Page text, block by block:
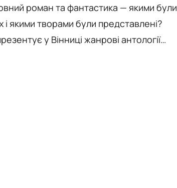
роман та фантастика — якими були
і якими творами були представлені?
у Вінниці жанрові антології
літератури 1920-х років за участю
редактора Олександра Стукала.